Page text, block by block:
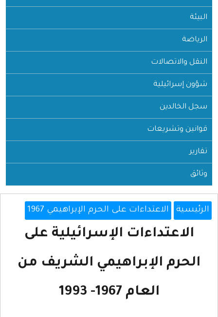
البيئة
الرياضة
النقل والاتصالات
شؤون إسرائيلية
سجل الخالدين
قوانين وتشريعات
تقارير
وثائق
الرئيسية الاعتداءات على الحرم الإبراهيمي 1967
الاعتداءات الإسرائيلية على
الحرم الإبراهيمي الشريف من
العام 1967- 1993